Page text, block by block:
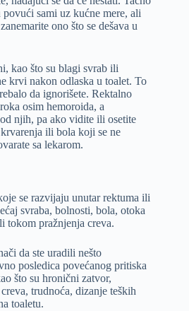
sami uz kućne mere, ali
ono što se dešava u
kao što su blagi svrab ili
krvi nakon odlaska u toalet. To
da ignorišete. Rektalno
osim hemoroida, a
njih, pa ako vidite ili osetite
ili bola koji se ne
sa lekarom.
se razvijaju unutar rektuma ili
svraba, bolnosti, bola, otoka
tokom pražnjenja creva.
da ste uradili nešto
posledica povećanog pritiska
što su hronični zatvor,
trudnoća, dizanje teških
toaletu.